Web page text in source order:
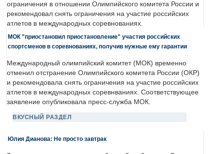
ограничения в отношении Олимпийского комитета России и
рекомендовал снять ограничения на участие российских
атлетов в международных соревнованиях.
МОК "приостановил приостановление" участия российских
спортсменов в соревнованиях, получив нужные ему гарантии
Международный олимпийский комитет (МОК) временно
отменил отстранение Олимпийского комитета России (ОКР)
и рекомендовала снять ограничения на участие российских
атлетов в международных соревнваниях. Соответствующее
заявление опубликовала пресс-служба МОК.
ВКУСНЫЙ РАЗДЕЛ
Юлия Дианова: Не просто завтрак